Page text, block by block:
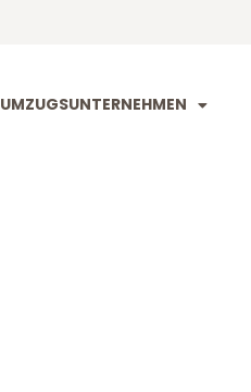
UMZUGSUNTERNEHMEN